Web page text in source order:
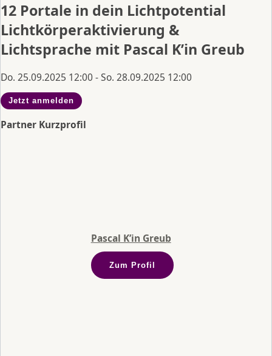
12 Portale in dein Lichtpotential
Lichtkörperaktivierung &
Lichtsprache mit Pascal K’in Greub
Do. 25.09.2025 12:00 - So. 28.09.2025 12:00
Jetzt anmelden
Partner Kurzprofil
Pascal K’in Greub
Zum Profil